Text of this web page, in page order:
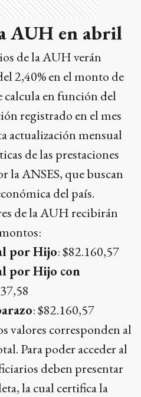
AUH en abril
de la AUH verán
2,40% en el monto de
calcula en función del
registrado en el mes
actualización mensual
de las prestaciones
la ANSES, que buscan
del país.
de la AUH recibirán
por Hijo: $82.160,57
por Hijo con
: $82.160,57
valores corresponden al
Para poder acceder al
deben presentar
la cual certifica la